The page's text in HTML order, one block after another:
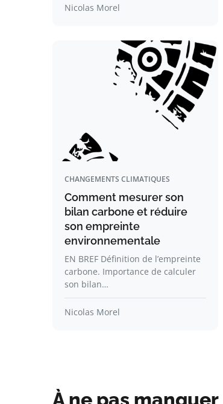
Nicolas Morel
CHANGEMENTS CLIMATIQUES
Comment mesurer son
bilan carbone et réduire
son empreinte
environnementale
EN BREF Définition de l’empreinte
carbone. Importance de calculer
son bilan…
Nicolas Morel
À ne pas manquer